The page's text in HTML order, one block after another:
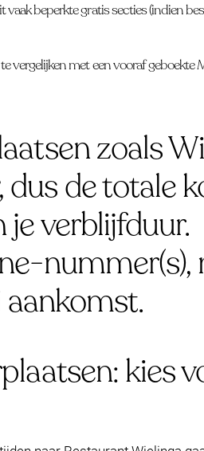
beperkte gratis secties (indien
vergelijken met een vooraf
zoals
dus de totale
verblijfduur.
nummer(s),
kies